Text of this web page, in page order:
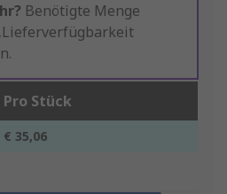
Benötigte Menge
Pro Stück
€ 35,06